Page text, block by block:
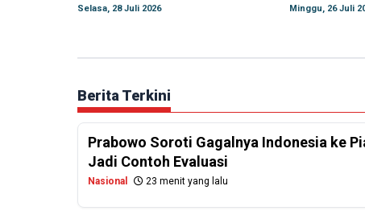
Selasa, 28 Juli 2026 Minggu, 26 Juli
Berita Terkini
Prabowo Soroti Gagalnya Indonesia ke
Jadi Contoh Evaluasi
Nasional 23 menit yang lalu